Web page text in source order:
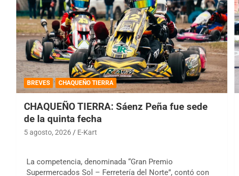
BREVES CHAQUEÑO TIERRA
CHAQUEÑO TIERRA: Sáenz Peña fue sede
de la quinta fecha
5 agosto, 2026 E-Kart
La competencia, denominada “Gran Premio
Supermercados Sol – Ferretería del Norte”, contó con